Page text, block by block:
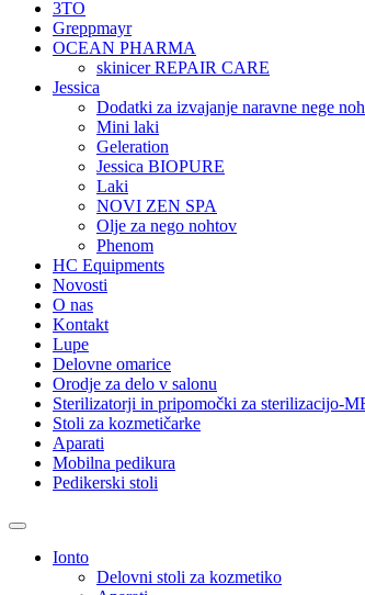
3TO
Greppmayr
OCEAN PHARMA
skinicer REPAIR CARE
Jessica
Dodatki za izvajanje naravne nege
Mini laki
Geleration
Jessica BIOPURE
Laki
NOVI ZEN SPA
Olje za nego nohtov
Phenom
HC Equipments
Novosti
O nas
Kontakt
Lupe
Delovne omarice
Orodje za delo v salonu
Sterilizatorji in pripomočki za sterilizacijo-
Stoli za kozmetičarke
Aparati
Mobilna pedikura
Pedikerski stoli
Ionto
Delovni stoli za kozmetiko